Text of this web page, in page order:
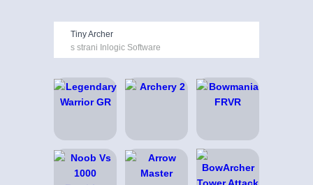
Tiny Archer
s strani Inlogic Software